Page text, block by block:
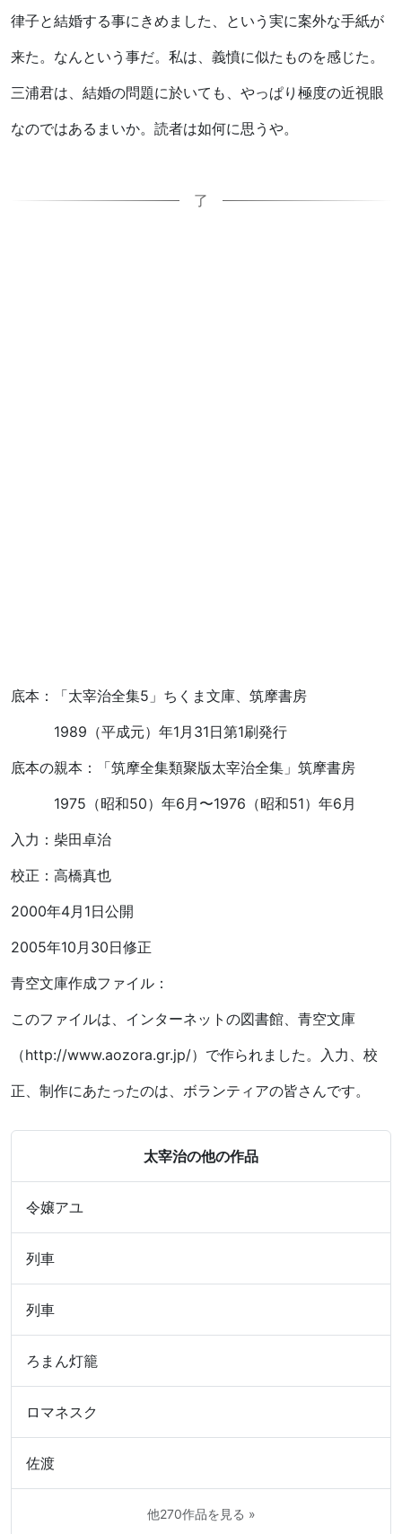
律子と結婚する事にきめました、という実に案外な手紙が
来た。なんという事だ。私は、義憤に似たものを感じた。
三浦君は、結婚の問題に於いても、やっぱり極度の近視眼
なのではあるまいか。読者は如何に思うや。
了
底本：「太宰治全集5」ちくま文庫、筑摩書房
1989（平成元）年1月31日第1刷発行
底本の親本：「筑摩全集類聚版太宰治全集」筑摩書房
1975（昭和50）年6月〜1976（昭和51）年6月
入力：柴田卓治
校正：高橋真也
2000年4月1日公開
2005年10月30日修正
青空文庫作成ファイル：
このファイルは、インターネットの図書館、青空文庫
（http://www.aozora.gr.jp/）で作られました。入力、校
正、制作にあたったのは、ボランティアの皆さんです。
太宰治の他の作品
令嬢アユ
列車
列車
ろまん灯籠
ロマネスク
佐渡
他270作品を見る »